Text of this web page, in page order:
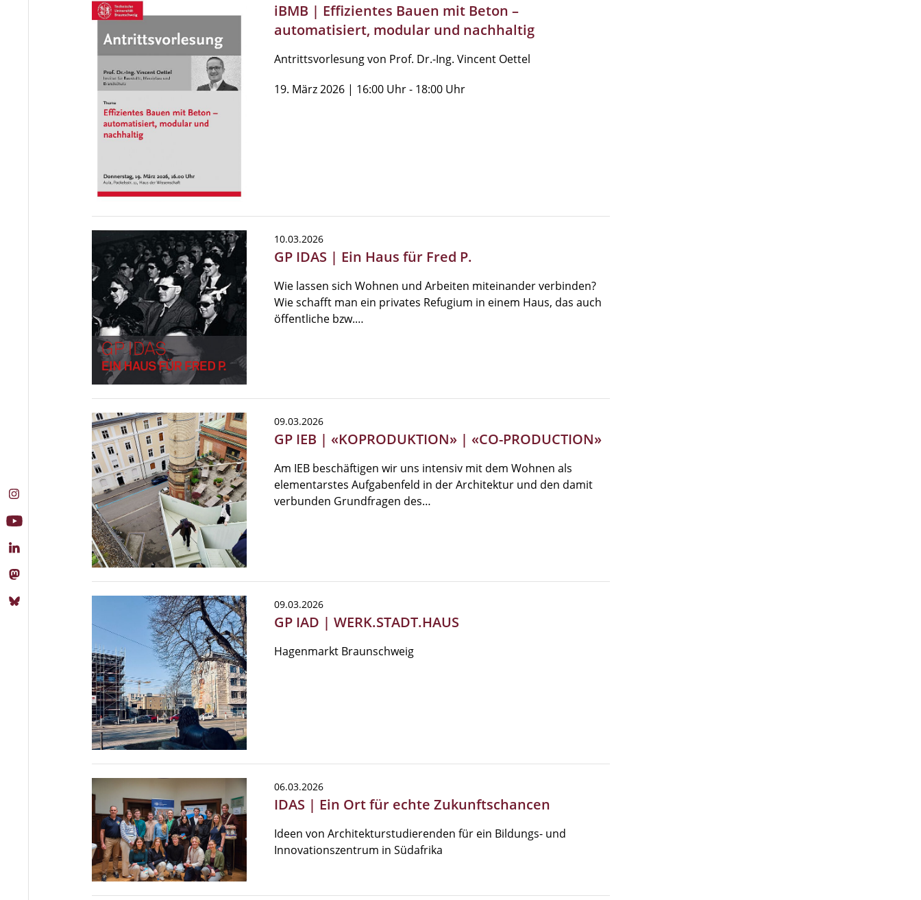
iBMB | Effizientes Bauen mit Beton –
automatisiert, modular und nachhaltig
Antrittsvorlesung von Prof. Dr.-Ing. Vincent Oettel
19. März 2026 | 16:00 Uhr - 18:00 Uhr
10.03.2026
GP IDAS | Ein Haus für Fred P.
Wie lassen sich Wohnen und Arbeiten miteinander verbinden?
Wie schafft man ein privates Refugium in einem Haus, das auch
öffentliche bzw.…
09.03.2026
GP IEB | «KOPRODUKTION» | «CO-PRODUCTION»
Am IEB beschäftigen wir uns intensiv mit dem Wohnen als
elementarstes Aufgabenfeld in der Architektur und den damit
verbunden Grundfragen des…
09.03.2026
GP IAD | WERK.STADT.HAUS
Hagenmarkt Braunschweig
06.03.2026
IDAS | Ein Ort für echte Zukunftschancen
Ideen von Architekturstudierenden für ein Bildungs- und
Innovationszentrum in Südafrika